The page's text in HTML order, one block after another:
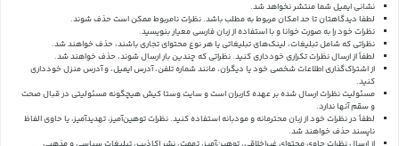
نشانی ایمیل شما منتشر نخواهد شد.
لطفا دیدگاهتان تا حد امکان مربوط به مطلب باشد. نظرات نامربوط ممکن است حذف شوند.
نظرات خود را به صورت خوانا و با استفاده از زبان فارسی معیار بنویسید.
نظراتی که شامل تبلیغات، لینک‌های تبلیغاتی یا هر نوع محتوای تجاری باشند، حذف خواهند شد.
لطفاً از ارسال نظرات تکراری خودداری کنید. نظراتی که چندین بار ارسال شوند، حذف خواهند شد.
از اشتراک‌گذاری اطلاعات شخصی خود یا دیگران، مانند شماره تلفن، آدرس ایمیل، و آدرس منزل خودداری
کنید.
مسئولیت نظرات ارسال شده بر عهده کاربران است و سایت وستا کیش هیچگونه مسئولیتی در قبال صحت
و سقم آنها ندارد.
لطفاً در نظرات خود از زبان محترمانه و مودبانه استفاده کنید. نظرات توهین‌آمیز، تهدیدآمیز، یا حاوی الفاظ
ناپسند حذف خواهند شد.